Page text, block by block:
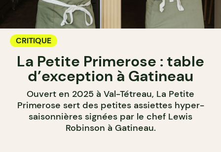
CRITIQUE
La Petite Primerose : table
d’exception à Gatineau
Ouvert en 2025 à Val-Tétreau, La Petite
Primerose sert des petites assiettes hyper-
saisonnières signées par le chef Lewis
Robinson à Gatineau.